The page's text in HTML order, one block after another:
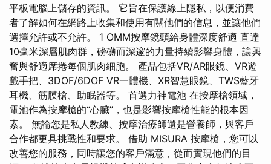
平板電腦上儲存的資訊。 它旨在保護線上隱私，以便消費
者了解如何在網路上收集和使用有關他們的信息，並讓他們
選擇允許或不允許。 1 OMM按摩鏡頭給身體深度舒適 直達
10毫米深層肌肉群，磅礴而深邃的力量持續影響身體，讓興
奮與舒適席捲每個肌肉細胞。 產品包括VR/AR眼鏡、VR遊
戲手把、3DOF/6DOF VR一體機、XR智慧眼鏡、TWS藍牙
耳機、筋膜槍、助眠器等。 首選力神電池 在按摩槍領域，
電池作為按摩槍的“心臟”，也是影響按摩槍性能的根本因
素。 無論您是私人教練、按摩治療師還是營養師，與客戶
合作都更具挑戰性和要求。 借助 MISURA 按摩槍，您可以
改善您的服務，同時讓您的客戶滿意，從而實現他們的目